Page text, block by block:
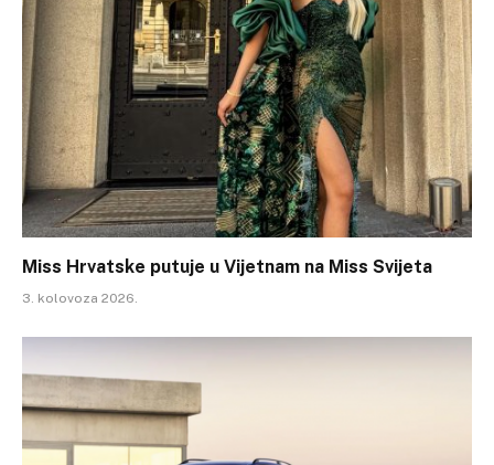
Miss Hrvatske putuje u Vijetnam na Miss Svijeta
3. kolovoza 2026.